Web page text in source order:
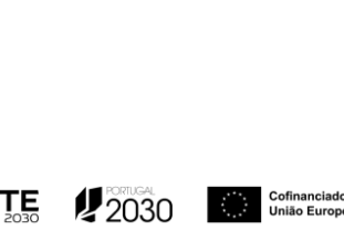
drop points distribuídos por todo o
o que for mais conveniente para si.